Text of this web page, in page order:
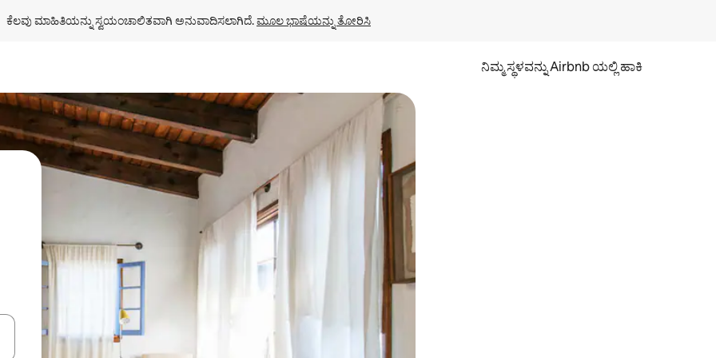
ಕೆಲವು ಮಾಹಿತಿಯನ್ನು ಸ್ವಯಂಚಾಲಿತವಾಗಿ ಅನುವಾದಿಸಲಾಗಿದೆ. ಮೂಲ ಭಾಷೆಯನ್ನು ತೋರಿಸಿ
ನಿಮ್ಮ ಸ್ಥಳವನ್ನು Airbnb ಯಲ್ಲಿ ಹಾಕಿ
ನ್ಯಾವಿಗೇಟ್ ಮಾಡಿ ಅಥವಾ ಸ್ಪರ್ಶ ಅಥವಾ ಸ್ವೈಪ್ ಗೆಸ್ಚರ್‌ಗಳ ಮೂಲಕ ಅನ್ವೇಷಿಸಿ.